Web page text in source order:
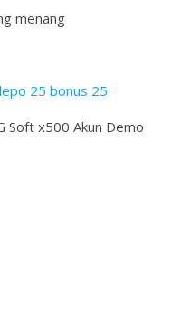
menang
25 bonus 25
Soft x500 Akun Demo